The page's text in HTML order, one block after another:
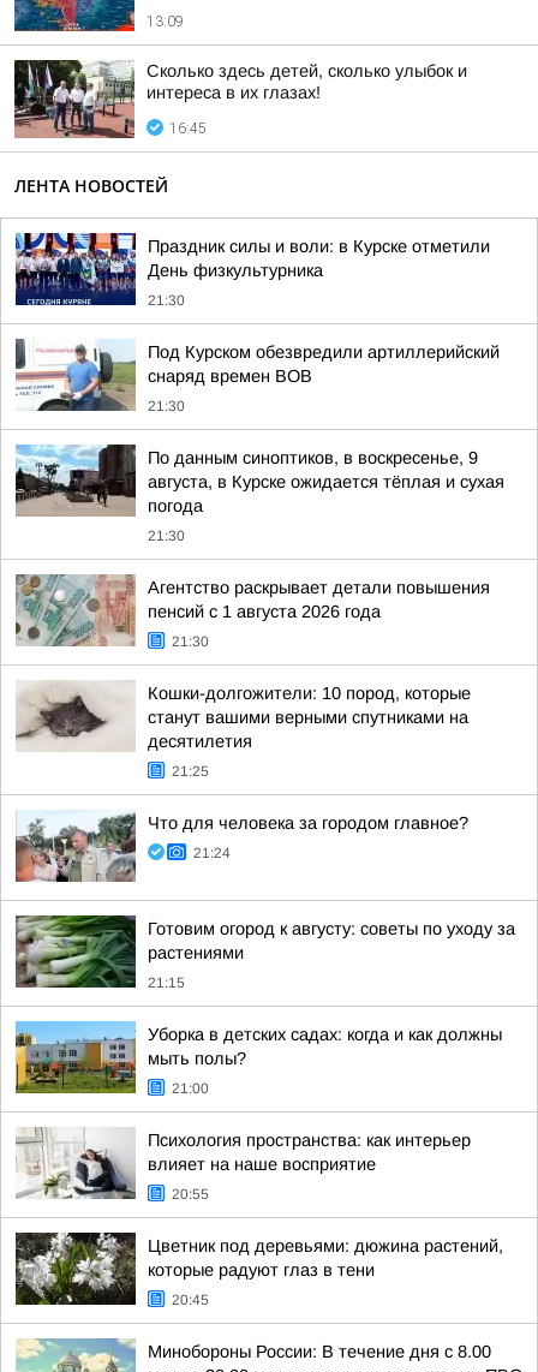
13:09
Сколько здесь детей, сколько улыбок и
интереса в их глазах!
16:45
ЛЕНТА НОВОСТЕЙ
Праздник силы и воли: в Курске отметили
День физкультурника
21:30
Под Курском обезвредили артиллерийский
снаряд времен ВОВ
21:30
По данным синоптиков, в воскресенье, 9
августа, в Курске ожидается тёплая и сухая
погода
21:30
Агентство раскрывает детали повышения
пенсий с 1 августа 2026 года
21:30
Кошки-долгожители: 10 пород, которые
станут вашими верными спутниками на
десятилетия
21:25
Что для человека за городом главное?
21:24
Готовим огород к августу: советы по уходу за
растениями
21:15
Уборка в детских садах: когда и как должны
мыть полы?
21:00
Психология пространства: как интерьер
влияет на наше восприятие
20:55
Цветник под деревьями: дюжина растений,
которые радуют глаз в тени
20:45
Минобороны России: В течение дня с 8.00